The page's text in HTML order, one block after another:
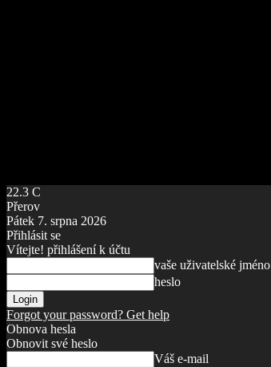
22.3 C
Přerov
Pátek 7. srpna 2026
Přihlásit se
Vítejte! přihlášení k účtu
vaše uživatelské jméno
heslo
Forgot your password? Get help
Obnova hesla
Obnovit své heslo
Váš e-mail